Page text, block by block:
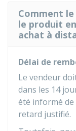
Comment
le produit
achat à
Délai de
Le vendeur
dans les 14
été informé
retard justifié.